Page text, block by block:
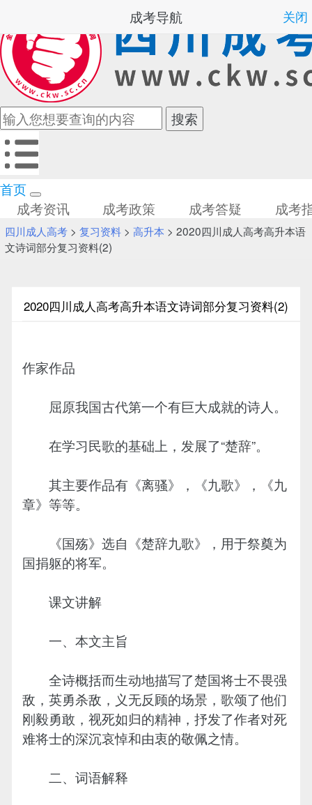
首页
成考资讯
成考政策 成考答疑 成考
四川成人高考> 复习资料> 高升本 > 2020四川成人高考高升本语
文诗词部分复习资料(2)
2020四川成人高考高升本语文诗词部分复习资料(2)
作家作品
屈原我国古代第一个有巨大成就的诗人。
在学习民歌的基础上，发展了“楚辞”。
其主要作品有《离骚》，《九歌》，《九
章》等等。
《国殇》选自《楚辞九歌》，用于祭奠为
国捐躯的将军。
课文讲解
一、本文主旨
全诗概括而生动地描写了楚国将士不畏强
敌，英勇杀敌，义无反顾的场景，歌颂了他们
刚毅勇敢，视死如归的精神，抒发了作者对死
难将士的深沉哀悼和由衷的敬佩之情。
二、词语解释
成考导航 关闭